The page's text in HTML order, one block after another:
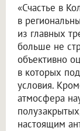
«Счастье в
в
из главных
больше не
объективно
в которых
условия.
атмосфера
настоящим